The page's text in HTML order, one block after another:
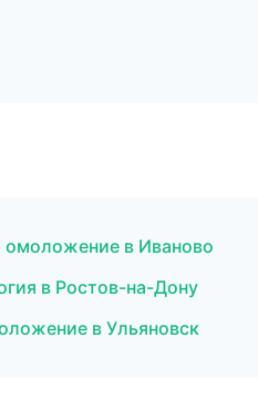
омоложение в Иваново
в Ростов-на-Дону
в Ульяновск